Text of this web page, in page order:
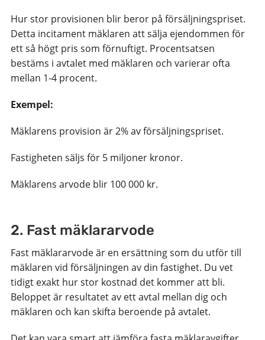
Hur stor provisionen blir beror på försäljningspriset.
Detta incitament mäklaren att sälja ejendommen för
ett så högt pris som förnuftigt. Procentsatsen
bestäms i avtalet med mäklaren och varierar ofta
mellan 1-4 procent.
Exempel:
Mäklarens provision är 2% av försäljningspriset.
Fastigheten säljs för 5 miljoner kronor.
Mäklarens arvode blir 100 000 kr.
2. Fast mäklararvode
Fast mäklararvode är en ersättning som du utför till
mäklaren vid försäljningen av din fastighet. Du vet
tidigt exakt hur stor kostnad det kommer att bli.
Beloppet är resultatet av ett avtal mellan dig och
mäklaren och kan skifta beroende på avtalet.